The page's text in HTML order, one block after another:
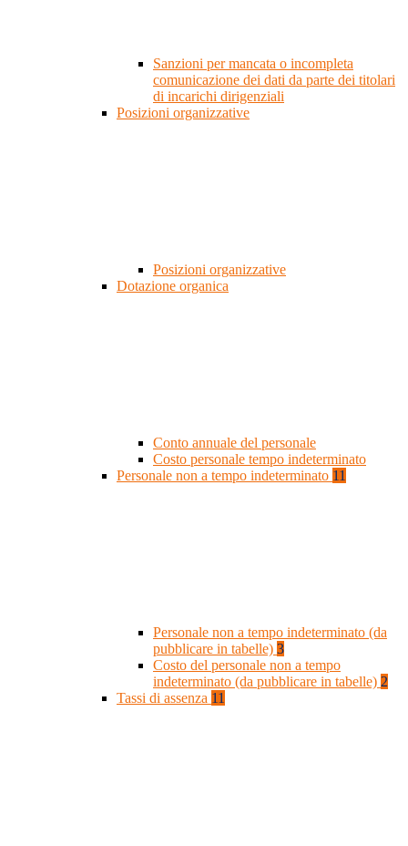
Sanzioni per mancata o incompleta
comunicazione dei dati da parte dei titolari
di incarichi dirigenziali
Posizioni organizzative
Posizioni organizzative
Dotazione organica
Conto annuale del personale
Costo personale tempo indeterminato
Personale non a tempo indeterminato 11
Personale non a tempo indeterminato (da
pubblicare in tabelle) 3
Costo del personale non a tempo
indeterminato (da pubblicare in tabelle) 2
Tassi di assenza 11